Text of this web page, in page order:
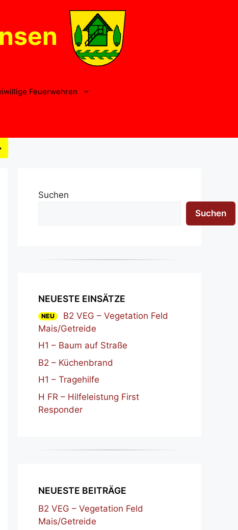
Feuerwehren
Suchen
Suchen
NEUESTE EINSÄTZE
NEU
B2 VEG – Vegetation Feld
Mais/Getreide
H1 – Baum auf Straße
B2 – Küchenbrand
H1 – Tragehilfe
H FR – Hilfeleistung First
Responder
NEUESTE BEITRÄGE
B2 VEG – Vegetation Feld
Mais/Getreide